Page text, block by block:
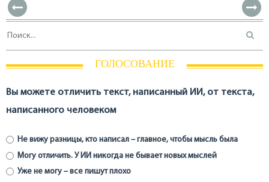
ГОЛОСОВАНИЕ
Вы можете отличить текст, написанный ИИ, от текста,
написанного человеком
Не вижу разницы, кто написал – главное, чтобы мысль была
Могу отличить. У ИИ никогда не бывает новых мыслей
Уже не могу – все пишут плохо